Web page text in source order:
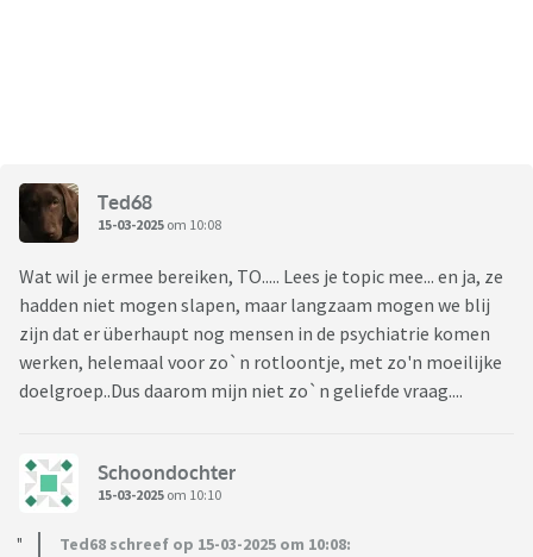
Ted68
15-03-2025 om 10:08
Wat wil je ermee bereiken, TO..... Lees je topic mee... en ja, ze
hadden niet mogen slapen, maar langzaam mogen we blij
zijn dat er überhaupt nog mensen in de psychiatrie komen
werken, helemaal voor zo`n rotloontje, met zo'n moeilijke
doelgroep..Dus daarom mijn niet zo`n geliefde vraag....
Schoondochter
15-03-2025 om 10:10
Ted68 schreef op 15-03-2025 om 10:08: